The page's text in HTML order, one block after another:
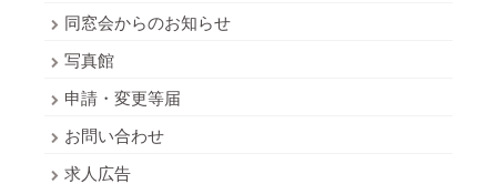
同窓会からのお知らせ
写真館
申請・変更等届
お問い合わせ
求人広告